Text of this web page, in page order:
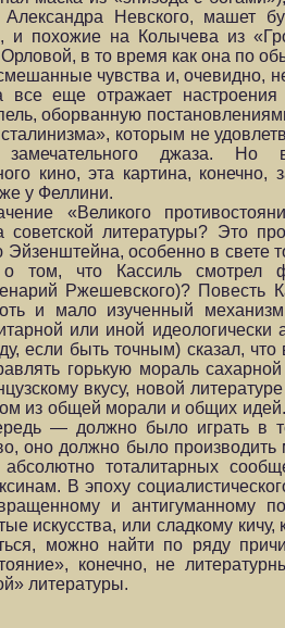
Невского, машет
и похожие на Колычева из
Орловой, в то время как она по
чувства и, очевидно,
все еще отражает
оборванную
которым не
джаза. Но
кино, эта картина,
у Феллини.
«Великого
советской литературы? Это
особенно в свете
о том, что Кассиль
Ржешевского)? Повесть
и мало изученный
или иной идеологически
если быть точным) сказал, что
горькую мораль сахарной
вкусу, новой
из общей морали и общих
— должно было играть в
оно должно было
тоталитарных
В эпоху
и антигуманному
искусства, или сладкому
можно найти по ряду
конечно, не
литературы.